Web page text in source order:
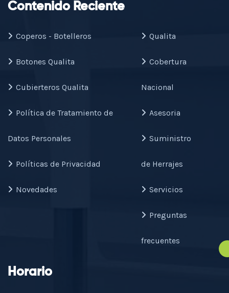
Contenido Reciente
Coperos - Botelleros
Botones Qualita
Cubierteros Qualita
Política de Tratamiento de
Datos Personales
Políticas de Privacidad
Novedades
Qualita
Cobertura
Nacional
Asesoria
Suministro
de Herrajes
Servicios
Preguntas
frecuentes
Horario